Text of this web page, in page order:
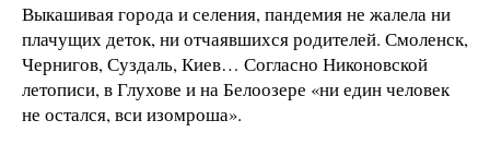
Выкашивая города и селения, пандемия не жалела ни
плачущих деток, ни отчаявшихся родителей. Смоленск,
Чернигов, Суздаль, Киев… Согласно Никоновской
летописи, в Глухове и на Белоозере «ни един человек
не остался, вси изомроша».